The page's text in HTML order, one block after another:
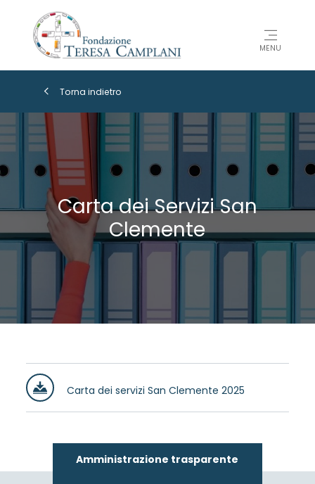
MENU
Torna indietro
Carta dei Servizi San
Clemente
Carta dei servizi San Clemente 2025
Amministrazione trasparente